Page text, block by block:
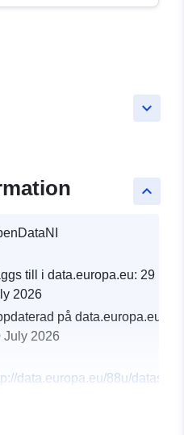
keyboard_arrow_down
keyboard_arrow_up
till i data.europa.eu: 29
2026
på data.europa.eu:
July 2026
data.europa.eu/88u/dataset/